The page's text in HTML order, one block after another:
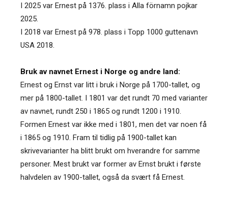
I 2025 var Ernest på 1376. plass i Alla förnamn pojkar
2025.
I 2018 var Ernest på 978. plass i Topp 1000 guttenavn
USA 2018.
Bruk av navnet Ernest i Norge og andre land:
Ernest og Ernst var litt i bruk i Norge på 1700-tallet, og
mer på 1800-tallet. I 1801 var det rundt 70 med varianter
av navnet, rundt 250 i 1865 og rundt 1200 i 1910.
Formen Ernest var ikke med i 1801, men det var noen få
i 1865 og 1910. Fram til tidlig på 1900-tallet kan
skrivevarianter ha blitt brukt om hverandre for samme
personer. Mest brukt var former av Ernst brukt i første
halvdelen av 1900-tallet, også da svært få Ernest.